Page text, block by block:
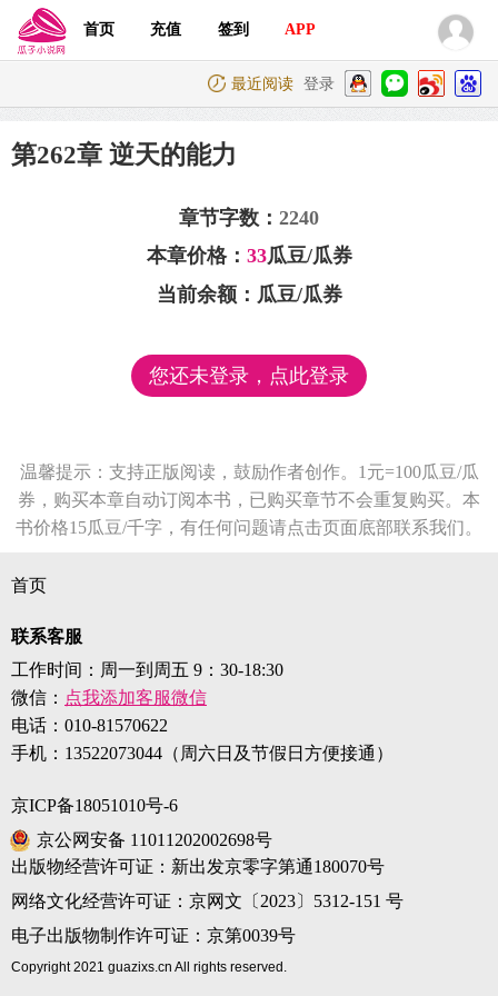
首页 充值 签到 APP
最近阅读 登录
第262章 逆天的能力
章节字数： 2240
本章价格： 33瓜豆/瓜券
当前余额： 瓜豆/瓜券
您还未登录，点此登录
温馨提示：支持正版阅读，鼓励作者创作。1元=100瓜豆/瓜
券，购买本章自动订阅本书，已购买章节不会重复购买。本
书价格15瓜豆/千字，有任何问题请点击页面底部联系我们。
首页
联系客服
工作时间：周一到周五 9：30-18:30
微信： 点我添加客服微信
电话： 010-81570622
手机： 13522073044（周六日及节假日方便接通）
京ICP备18051010号-6
京公网安备 11011202002698号
出版物经营许可证：新出发京零字第通180070号
网络文化经营许可证：京网文〔2023〕5312-151 号
电子出版物制作许可证：京第0039号
Copyright 2021 guazixs.cn All rights reserved.